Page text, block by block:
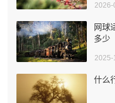
2026-
网球
多少
2025-
什么